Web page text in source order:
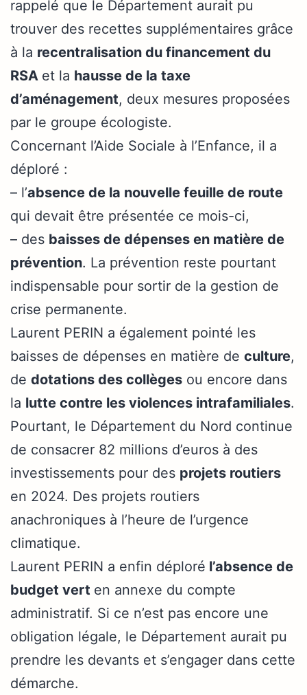
rappelé que le Département aurait pu
trouver des recettes supplémentaires grâce
à la recentralisation du financement du
RSA et la hausse de la taxe
d’aménagement, deux mesures proposées
par le groupe écologiste.
Concernant l’Aide Sociale à l’Enfance, il a
déploré :
– l’absence de la nouvelle feuille de route
qui devait être présentée ce mois-ci,
– des baisses de dépenses en matière de
prévention. La prévention reste pourtant
indispensable pour sortir de la gestion de
crise permanente.
Laurent PERIN a également pointé les
baisses de dépenses en matière de culture,
de dotations des collèges ou encore dans
la lutte contre les violences intrafamiliales.
Pourtant, le Département du Nord continue
de consacrer 82 millions d’euros à des
investissements pour des projets routiers
en 2024. Des projets routiers
anachroniques à l’heure de l’urgence
climatique.
Laurent PERIN a enfin déploré l’absence de
budget vert en annexe du compte
administratif. Si ce n’est pas encore une
obligation légale, le Département aurait pu
prendre les devants et s’engager dans cette
démarche.